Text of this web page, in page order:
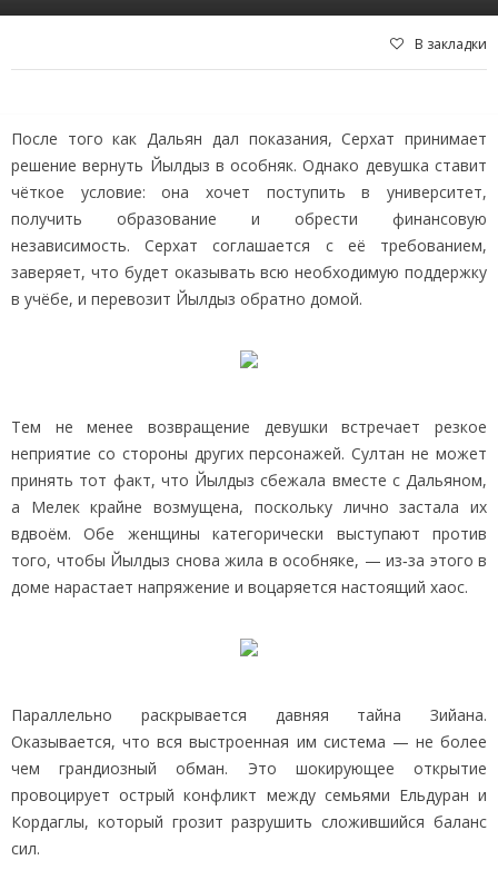
В закладки
После того как Дальян дал показания, Серхат принимает
решение вернуть Йылдыз в особняк. Однако девушка ставит
чёткое условие: она хочет поступить в университет,
получить образование и обрести финансовую
независимость. Серхат соглашается с её требованием,
заверяет, что будет оказывать всю необходимую поддержку
в учёбе, и перевозит Йылдыз обратно домой.
Тем не менее возвращение девушки встречает резкое
неприятие со стороны других персонажей. Султан не может
принять тот факт, что Йылдыз сбежала вместе с Дальяном,
а Мелек крайне возмущена, поскольку лично застала их
вдвоём. Обе женщины категорически выступают против
того, чтобы Йылдыз снова жила в особняке, — из‑за этого в
доме нарастает напряжение и воцаряется настоящий хаос.
Параллельно раскрывается давняя тайна Зийана.
Оказывается, что вся выстроенная им система — не более
чем грандиозный обман. Это шокирующее открытие
провоцирует острый конфликт между семьями Ельдуран и
Кордаглы, который грозит разрушить сложившийся баланс
сил.